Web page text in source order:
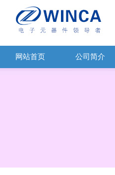
网站首页 公司简介
TDK滤波器ACM2012-202-2P-T002参数